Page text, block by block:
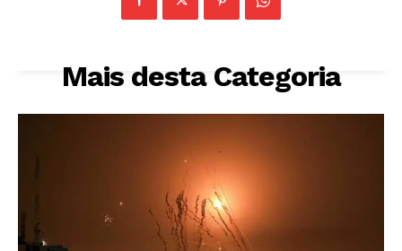
Mais desta Categoria